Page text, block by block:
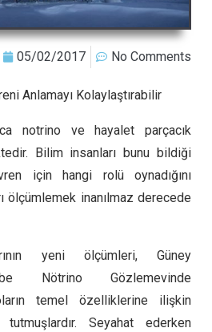
05/02/2017 No Comments
Anlamayı Kolaylaştırabilir
notrino ve hayalet parçacık
Bilim insanları bunu bildiği
için hangi rolü oynadığını
ölçümlemek inanılmaz derecede
yeni ölçümleri, Güney
Nötrino Gözlemevinde
temel özelliklerine ilişkin
Seyahat ederken